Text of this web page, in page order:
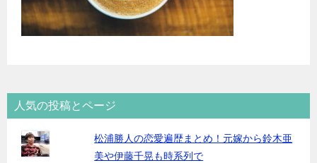
人気の投稿とページ
松浦勝人の恋愛遍歴まとめ！元嫁から鈴木亜
美や伊藤千晃も時系列で